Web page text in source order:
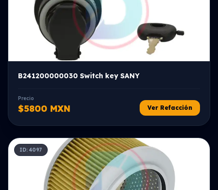
B241200000030 Switch key SANY
Precio
$5800 MXN Ver Refacción
ID: 4097